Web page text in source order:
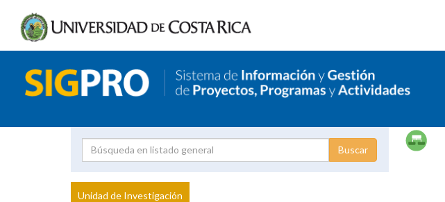
Proyecto
Investigador
Unidad de Investigación